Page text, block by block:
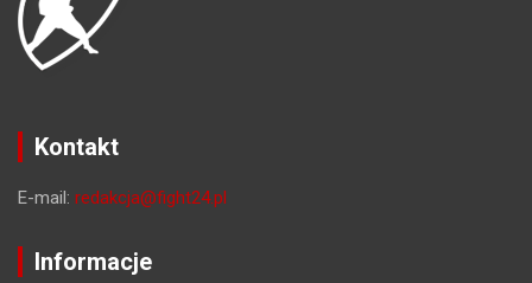
Kontakt
E-mail: redakcja@fight24.pl
Informacje